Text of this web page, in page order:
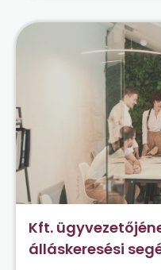
Kft.
álláskeresési